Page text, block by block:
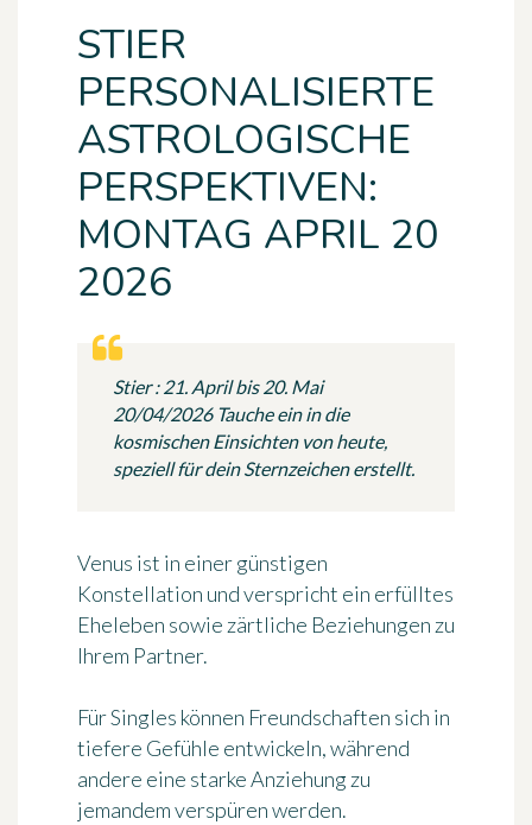
STIER
PERSONALISIERTE
ASTROLOGISCHE
PERSPEKTIVEN:
MONTAG APRIL 20
2026
Stier : 21. April bis 20. Mai
20/04/2026 Tauche ein in die
kosmischen Einsichten von heute,
speziell für dein Sternzeichen erstellt.
Venus ist in einer günstigen
Konstellation und verspricht ein erfülltes
Eheleben sowie zärtliche Beziehungen zu
Ihrem Partner.
Für Singles können Freundschaften sich in
tiefere Gefühle entwickeln, während
andere eine starke Anziehung zu
jemandem verspüren werden.